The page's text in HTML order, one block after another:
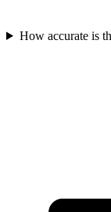
How accurate is